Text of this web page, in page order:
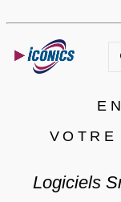
VOTRE
Logiciels